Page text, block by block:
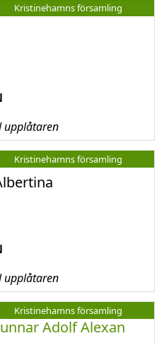
Kristinehamns församling
upplåtaren
Kristinehamns församling
upplåtaren
Kristinehamns församling
Adolf Alexan